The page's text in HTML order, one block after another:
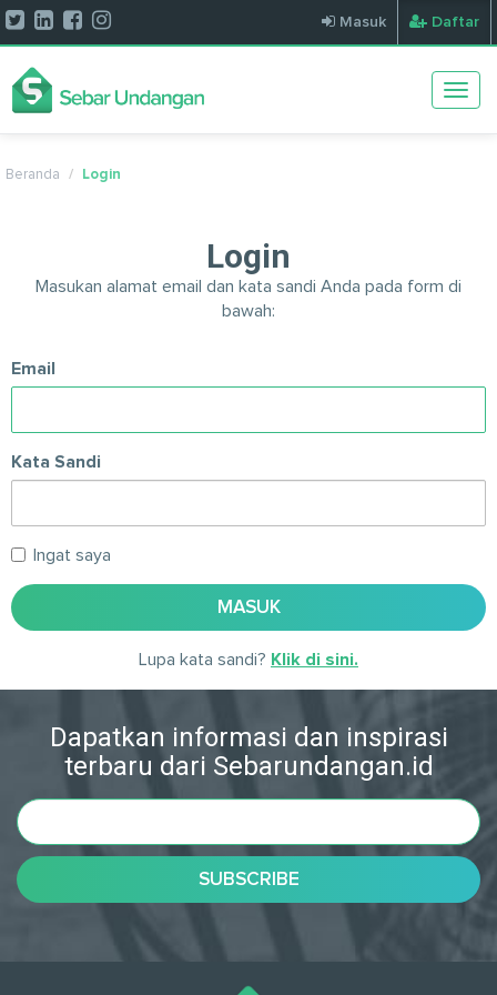
Masuk Daftar
Beranda Login
Login
Masukan alamat email dan kata sandi Anda pada form di
bawah:
Email
Kata Sandi
Ingat saya
MASUK
Lupa kata sandi? Klik di sini.
Dapatkan informasi dan inspirasi
terbaru dari Sebarundangan.id